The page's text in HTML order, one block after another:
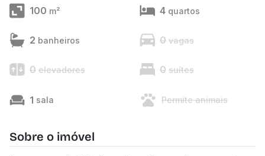
100 m² 4 quartos
2 banheiros 0 vagas
0 elevadores 0 suítes
1 sala Permite animais
Sobre o imóvel